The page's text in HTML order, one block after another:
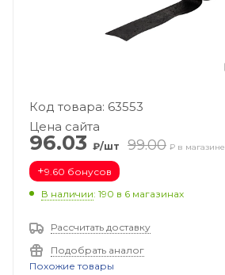
Код товара: 63553
Цена сайта
96.03 ₽/шт 99.00 ₽ в магазине
+9.60 бонусов
В наличии: 190 в 6 магазинах
Рассчитать доставку
Подобрать аналог
Похожие товары